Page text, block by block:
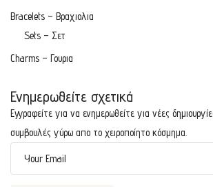
Bracelets – Βραχιολια
Sets – Σετ
Charms – Γουρια
Ενημερωθείτε σχετικά
Εγγραφείτε για να ενημερωθείτε για νέες
συμβουλές γύρω απο το χειροποίητο κόσμημα.
Your Email